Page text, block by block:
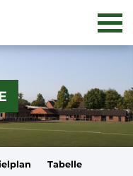
Tabelle